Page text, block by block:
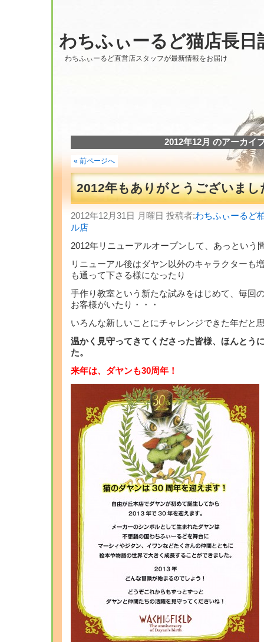
わちふぃーるど猫店長日
わちふぃーるど直営店スタッフが最新情報をお届け
2012年12月 のアーカイ
« 前ページへ
2012年もありがとうございまし
2012年12月31日 月曜日 投稿者:わちふぃーるど
ル店
2012年リニューアルオープンして、あっという
リニューアル後はダヤン以外のキャラクターも
も通って下さる様になったり
手作り教室という新たな試みをはじめて、毎回
お客様がいたり・・・
いろんな新しいことにチャレンジできた年だと
温かく見守ってきてくださった皆様、ほんとう
た。
来年は、ダヤンも30周年！